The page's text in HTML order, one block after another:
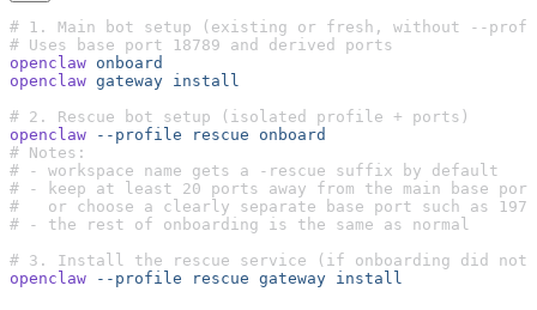
# 1. Main bot setup (existing or fresh, without --
# Uses base port 18789 and derived ports
openclaw onboard
openclaw gateway install
# 2. Rescue bot setup (isolated profile + ports)
openclaw --profile rescue onboard
# Notes:
# - workspace name gets a -rescue suffix by default
# - keep at least 20 ports away from the main base
#   or choose a clearly separate base port such as
# - the rest of onboarding is the same as normal
# 3. Install the rescue service (if onboarding did
openclaw --profile rescue gateway install